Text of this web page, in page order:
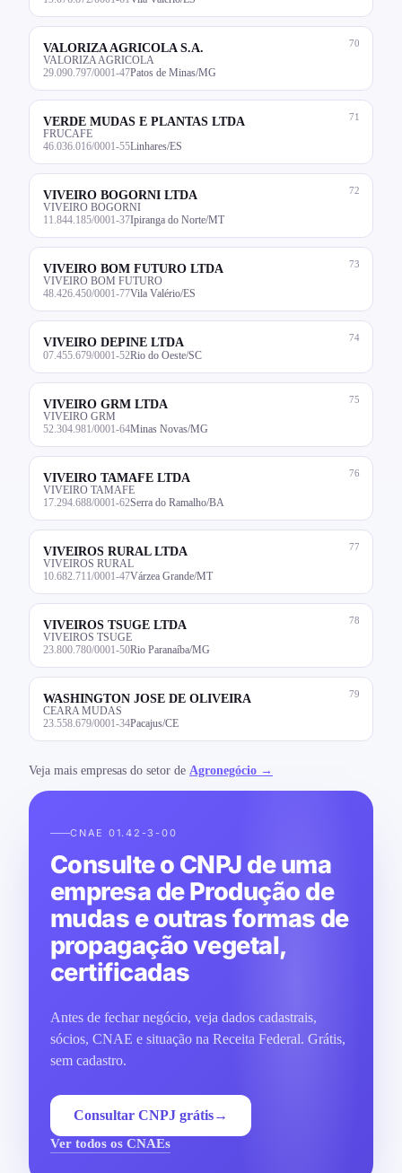
70
VALORIZA AGRICOLA S.A.
VALORIZA AGRICOLA
29.090.797/0001-47Patos de Minas/MG
71
VERDE MUDAS E PLANTAS LTDA
FRUCAFE
46.036.016/0001-55Linhares/ES
72
VIVEIRO BOGORNI LTDA
VIVEIRO BOGORNI
11.844.185/0001-37Ipiranga do Norte/MT
73
VIVEIRO BOM FUTURO LTDA
VIVEIRO BOM FUTURO
48.426.450/0001-77Vila Valério/ES
74
VIVEIRO DEPINE LTDA
07.455.679/0001-52Rio do Oeste/SC
75
VIVEIRO GRM LTDA
VIVEIRO GRM
52.304.981/0001-64Minas Novas/MG
76
VIVEIRO TAMAFE LTDA
VIVEIRO TAMAFE
17.294.688/0001-62Serra do Ramalho/BA
77
VIVEIROS RURAL LTDA
VIVEIROS RURAL
10.682.711/0001-47Várzea Grande/MT
78
VIVEIROS TSUGE LTDA
VIVEIROS TSUGE
23.800.780/0001-50Rio Paranaíba/MG
79
WASHINGTON JOSE DE OLIVEIRA
CEARA MUDAS
23.558.679/0001-34Pacajus/CE
Veja mais empresas do setor de Agronegócio →
CNAE 01.42-3-00
Consulte o CNPJ de uma
empresa de Produção de
mudas e outras formas de
propagação vegetal,
certificadas
Antes de fechar negócio, veja dados cadastrais,
sócios, CNAE e situação na Receita Federal. Grátis,
sem cadastro.
Consultar CNPJ grátis→
Ver todos os CNAEs